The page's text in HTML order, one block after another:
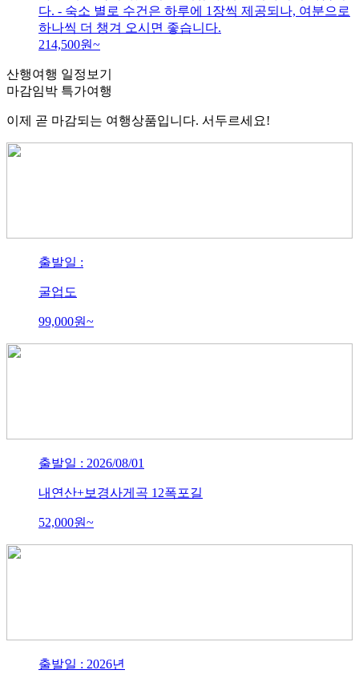
다. - 숙소 별로 수건은 하루에 1장씩 제공되나, 여분으로
하나씩 더 챙겨 오시면 좋습니다.
214,500원~
산행여행 일정보기
마감임박 특가여행
이제 곧 마감되는 여행상품입니다. 서두르세요!
출발일 :
굴업도
99,000원~
출발일 : 2026/08/01
내연산+보경사게곡 12폭포길
52,000원~
출발일 : 2026년